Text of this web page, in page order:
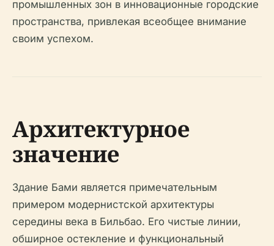
промышленных зон в инновационные городские
пространства, привлекая всеобщее внимание
своим успехом.
Архитектурное
значение
Здание Бами является примечательным
примером модернистской архитектуры
середины века в Бильбао. Его чистые линии,
обширное остекление и функциональный